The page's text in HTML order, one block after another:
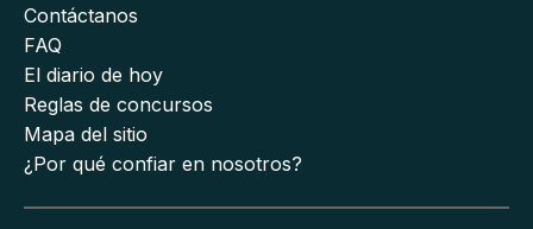
Contáctanos
FAQ
El diario de hoy
Reglas de concursos
Mapa del sitio
¿Por qué confiar en nosotros?